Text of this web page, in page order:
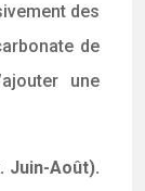
des
de
une
Juin-Août).